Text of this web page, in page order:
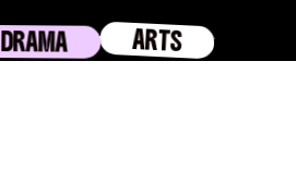
ARTS
DRAMA